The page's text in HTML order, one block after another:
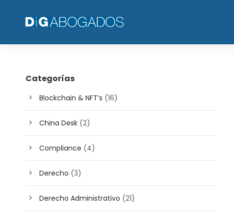
Categorías
Blockchain & NFT’s (16)
China Desk (2)
Compliance (4)
Derecho (3)
Derecho Administrativo (21)